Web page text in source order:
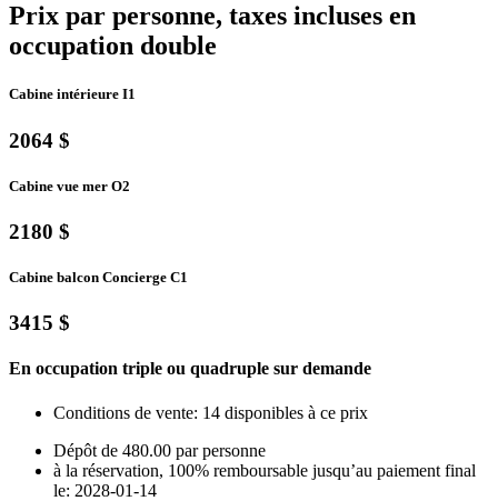
Prix par personne, taxes incluses en
occupation double
Cabine intérieure I1
2064 $
Cabine vue mer O2
2180 $
Cabine balcon Concierge C1
3415 $
En occupation triple ou quadruple sur demande
Conditions de vente: 14 disponibles à ce prix
Dépôt de 480.00 par personne
à la réservation, 100% remboursable jusqu’au paiement final
le: 2028-01-14